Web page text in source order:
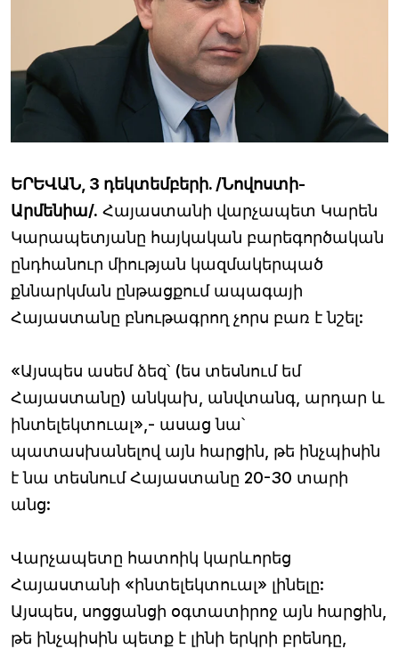
ԵՐԵՎԱՆ, 3 դեկտեմբերի. /Նովոստի-
Արմենիա/. Հայաստանի վարչապետ Կարեն
Կարապետյանը հայկական բարեգործական
ընդհանուր միության կազմակերպած
քննարկման ընթացքում ապագայի
Հայաստանը բնութագրող չորս բառ է նշել:
«Այսպես ասեմ ձեզ՝ (ես տեսնում եմ
Հայաստանը) անկախ, անվտանգ, արդար և
ինտելեկտուալ»,- ասաց նա՝
պատասխանելով այն հարցին, թե ինչպիսին
է նա տեսնում Հայաստանը 20-30 տարի
անց:
Վարչապետը հատոիկ կարևորեց
Հայաստանի «ինտելեկտուալ» լինելը:
Այսպես, սոցցանցի օգտատիրոջ այն հարցին,
թե ինչպիսին պետք է լինի երկրի բրենդը,